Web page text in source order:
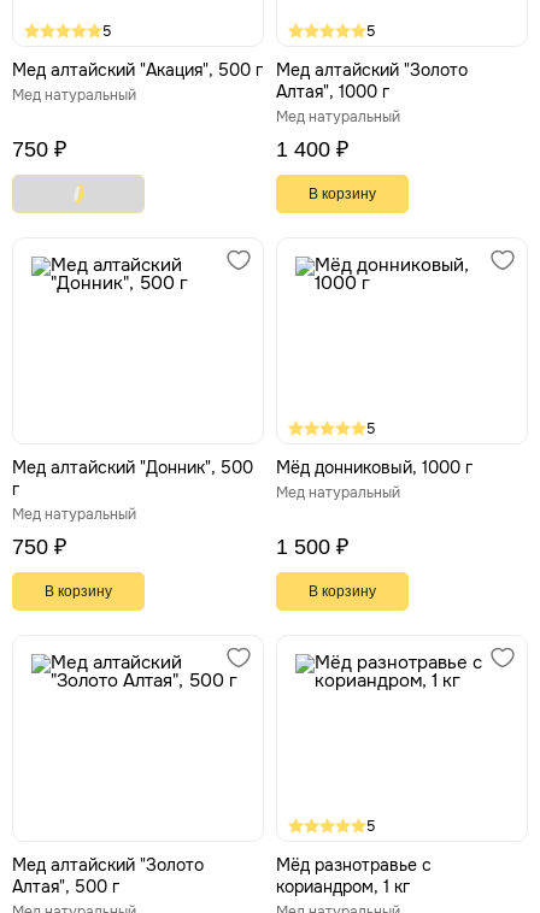
5
Мед алтайский "Акация", 500 г
Мед натуральный
750 ₽
5
Мед алтайский "Золото
Алтая", 1000 г
Мед натуральный
1 400 ₽
В корзину
Мед алтайский "Донник", 500
г
Мед натуральный
750 ₽
В корзину
5
Мёд донниковый, 1000 г
Мед натуральный
1 500 ₽
В корзину
Мед алтайский "Золото
Алтая", 500 г
5
Мёд разнотравье с
кориандром, 1 кг